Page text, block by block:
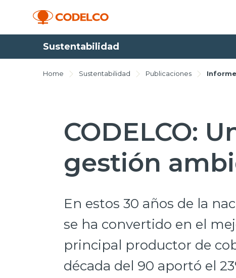
Sustentabilidad
Home Sustentabilidad Publicaciones
CODELCO:
gestión
En estos 30 años de la
se ha convertido en el
principal productor de
década del 90 aportó el